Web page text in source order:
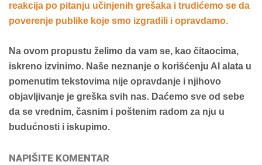
reakcija po pitanju učinjenih grešaka i trudićemo se da
poverenje publike koje smo izgradili i opravdamo.
Na ovom propustu želimo da vam se, kao čitaocima,
iskreno izvinimo. Naše neznanje o korišćenju AI alata u
pomenutim tekstovima nije opravdanje i njihovo
objavljivanje je greška svih nas. Daćemo sve od sebe
da se vrednim, časnim i poštenim radom za nju u
budućnosti i iskupimo.
NAPIŠITE KOMENTAR